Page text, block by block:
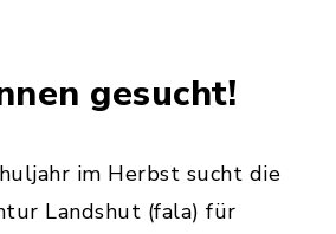
gesucht!
im Herbst sucht die
Landshut (fala) für